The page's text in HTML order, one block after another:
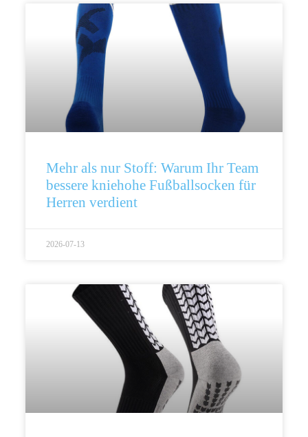
Mehr als nur Stoff: Warum Ihr Team
bessere kniehohe Fußballsocken für
Herren verdient
2026-07-13